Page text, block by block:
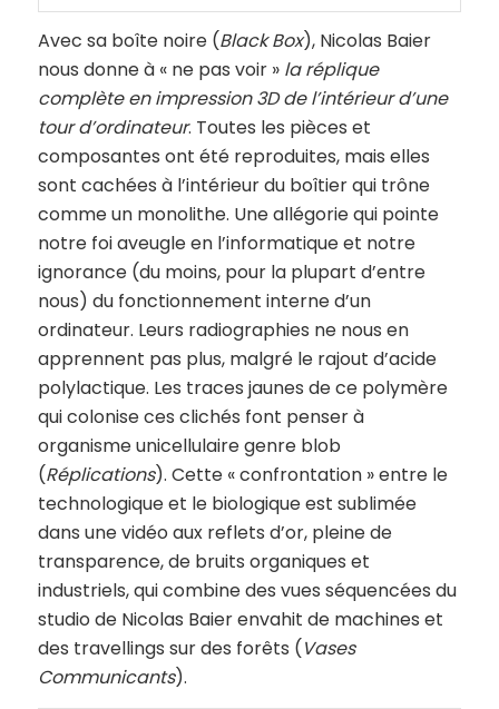
Avec sa boîte noire (Black Box), Nicolas Baier
nous donne à « ne pas voir » la réplique
complète en impression 3D de l’intérieur d’une
tour d’ordinateur. Toutes les pièces et
composantes ont été reproduites, mais elles
sont cachées à l’intérieur du boîtier qui trône
comme un monolithe. Une allégorie qui pointe
notre foi aveugle en l’informatique et notre
ignorance (du moins, pour la plupart d’entre
nous) du fonctionnement interne d’un
ordinateur. Leurs radiographies ne nous en
apprennent pas plus, malgré le rajout d’acide
polylactique. Les traces jaunes de ce polymère
qui colonise ces clichés font penser à
organisme unicellulaire genre blob
(Réplications). Cette « confrontation » entre le
technologique et le biologique est sublimée
dans une vidéo aux reflets d’or, pleine de
transparence, de bruits organiques et
industriels, qui combine des vues séquencées du
studio de Nicolas Baier envahit de machines et
des travellings sur des forêts (Vases
Communicants).